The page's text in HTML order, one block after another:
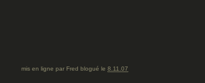
mis en ligne par Fred blogué le 8.11.07